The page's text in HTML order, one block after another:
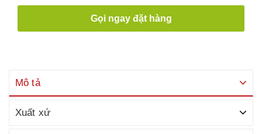
Gọi ngay đặt hàng
Mô tả
Xuất xứ